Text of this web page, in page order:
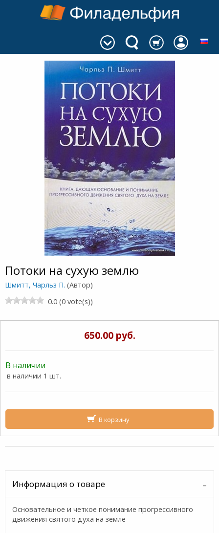
Потоки на сухую землю
Шмитт, Чарльз П. (Автор)
0.0 (0 vote(s))
650.00 руб.
В наличии
в наличии 1 шт.
В корзину
Информация о товаре
Основательное и четкое понимание прогрессивного
движения святого духа на земле